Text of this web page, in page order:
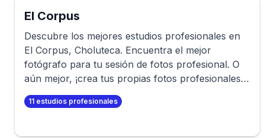
El Corpus
Descubre los mejores estudios profesionales en
El Corpus, Choluteca. Encuentra el mejor
fotógrafo para tu sesión de fotos profesional. O
aún mejor, ¡crea tus propias fotos profesionales
en minutos!
11 estudios profesionales